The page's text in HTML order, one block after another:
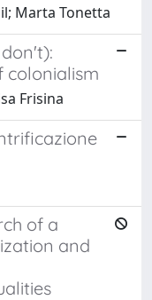
Marta Tonetta
colonialism
Frisina
of a
and